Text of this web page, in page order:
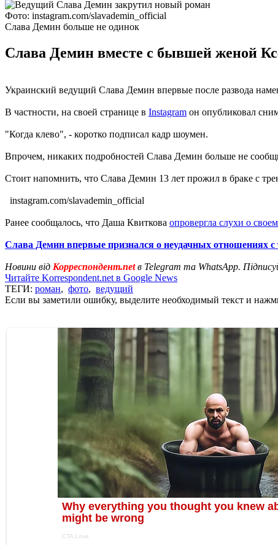
Фото: instagram.com/slavademin_official
Слава Демин больше не одинок
Слава Демин вместе с бывшей женой
Украинский ведущий Слава Демин впервые после развода
В частности, на своей странице в Instagram он опубликовал
"Когда клево", - коротко подписал кадр шоумен.
Впрочем, никаких подробностей Слава Демин больше не
Стоит напомнить, что Слава Демин 13 лет прожил в браке с
instagram.com/slavademin_official
Ранее сообщалось, что Даша Квиткова опровергла слухи о
Слава Демин впервые признался о неудачных отношениях с
Новини від Корреспондент.netв Telegram та WhatsApp.
Читайте Korrespondent.net в Google News
ТЕГИ: роман, фото, ведущий
Если вы заметили ошибку, выделите необходимый текст и